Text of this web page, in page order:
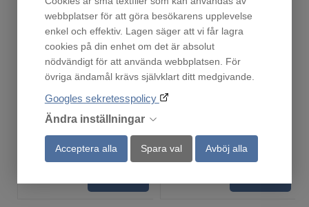
webbplatser för att göra besökarens upplevelse
enkel och effektiv. Lagen säger att vi får lagra
cookies på din enhet om det är absolut
nödvändigt för att använda webbplatsen. För
övriga ändamål krävs självklart ditt medgivande.
Googles sekretesspolicy
Ändra inställningar
Acceptera alla Spara val Avböj alla
Droppskydd60
Finns i lager!
219 :-
WXVM